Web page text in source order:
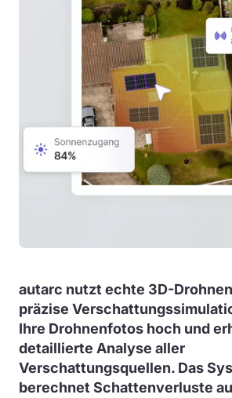
autarc nutzt echte 3D-
präzise
Ihre Drohnenfotos hoch und
detaillierte Analyse aller
Verschattungsquellen. Das
berechnet Schattenverluste